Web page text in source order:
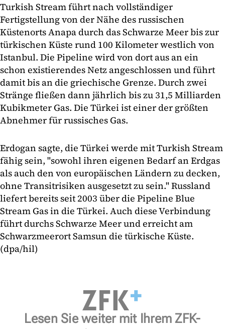
Turkish Stream führt nach vollständiger
Fertigstellung von der Nähe des russischen
Küstenorts Anapa durch das Schwarze Meer bis zur
türkischen Küste rund 100 Kilometer westlich von
Istanbul. Die Pipeline wird von dort aus an ein
schon existierendes Netz angeschlossen und führt
damit bis an die griechische Grenze. Durch zwei
Stränge fließen dann jährlich bis zu 31,5 Milliarden
Kubikmeter Gas. Die Türkei ist einer der größten
Abnehmer für russisches Gas.
Erdogan sagte, die Türkei werde mit Turkish Stream
fähig sein, "sowohl ihren eigenen Bedarf an Erdgas
als auch den von europäischen Ländern zu decken,
ohne Transitrisiken ausgesetzt zu sein." Russland
liefert bereits seit 2003 über die Pipeline Blue
Stream Gas in die Türkei. Auch diese Verbindung
führt durchs Schwarze Meer und erreicht am
Schwarzmeerort Samsun die türkische Küste.
(dpa/hil)
Lesen Sie weiter mit Ihrem ZFK-